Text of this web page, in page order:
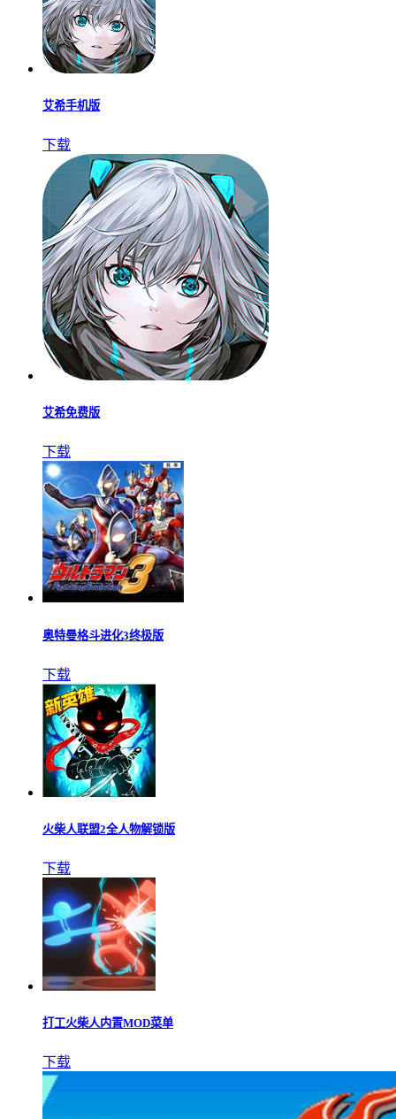
艾希手机版
下载
艾希免费版
下载
奥特曼格斗进化3终极版
下载
火柴人联盟2全人物解锁版
下载
打工火柴人内置MOD菜单
下载